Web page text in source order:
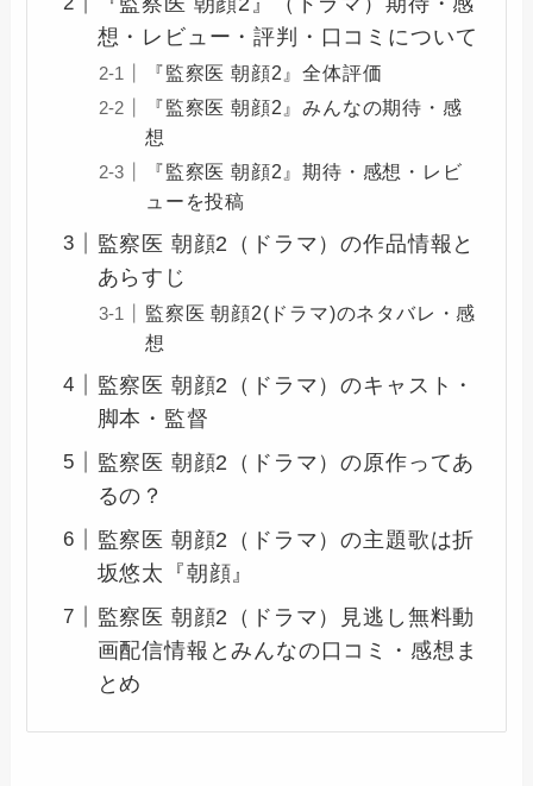
想・レビュー・評判・口コミについて
『監察医 朝顔2』全体評価
『監察医 朝顔2』みんなの期待・感
想
『監察医 朝顔2』期待・感想・レビ
ューを投稿
監察医 朝顔2（ドラマ）の作品情報と
あらすじ
監察医 朝顔2(ドラマ)のネタバレ・感
想
監察医 朝顔2（ドラマ）のキャスト・
脚本・監督
監察医 朝顔2（ドラマ）の原作ってあ
るの？
監察医 朝顔2（ドラマ）の主題歌は折
坂悠太『朝顔』
監察医 朝顔2（ドラマ）見逃し無料動
画配信情報とみんなの口コミ・感想ま
とめ